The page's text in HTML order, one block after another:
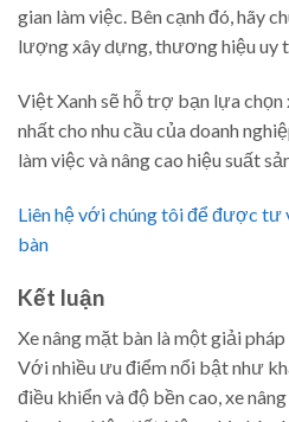
gian làm việc. Bên cạnh đó, hãy
lượng xây dựng, thương hiệu uy
Việt Xanh sẽ hỗ trợ bạn lựa chọn
nhất cho nhu cầu của doanh
làm việc và nâng cao hiệu suất
Liên hệ với chúng tôi để được tư
bàn
Kết luận
Xe nâng mặt bàn là một giải
Với nhiều ưu điểm nổi bật như
điều khiển và độ bền cao, xe